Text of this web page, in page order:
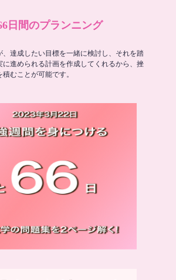
日間のプランニング
、達成したい目標を一緒に検討し、それを踏
に進められる計画を作成してくれるから、挫
むことが可能です。